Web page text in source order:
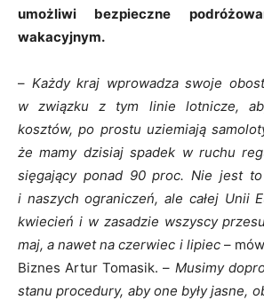
umożliwi bezpieczne
wakacyjnym.
– Każdy kraj wprowadza swoje
w związku z tym linie lotnicze,
kosztów, po prostu uziemiają
że mamy dzisiaj spadek w ruchu
sięgający ponad 90 proc. Nie jest
i naszych ograniczeń, ale całej Unii
kwiecień i w zasadzie wszyscy
maj, a nawet na czerwiec i lipiec –
Biznes Artur Tomasik. – Musimy
stanu procedury, aby one były jasne,